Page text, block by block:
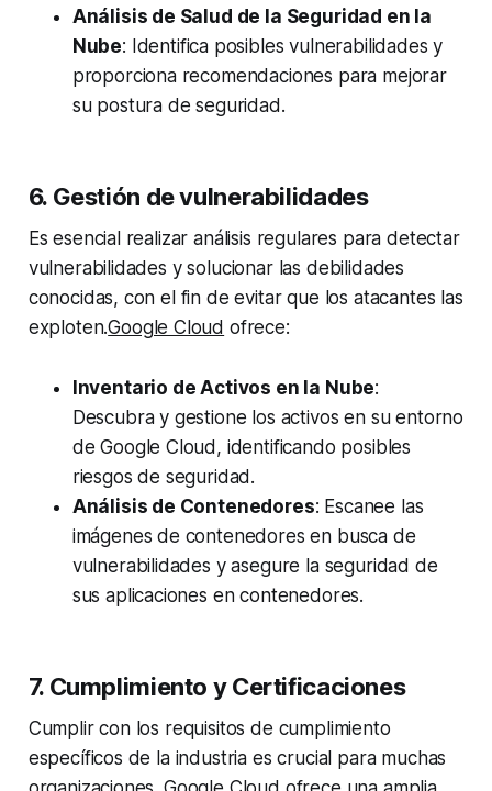
Análisis de Salud de la Seguridad en la
Nube: Identifica posibles vulnerabilidades y
proporciona recomendaciones para mejorar
su postura de seguridad.
6. Gestión de vulnerabilidades
Es esencial realizar análisis regulares para detectar
vulnerabilidades y solucionar las debilidades
conocidas, con el fin de evitar que los atacantes las
exploten.Google Cloud ofrece:
Inventario de Activos en la Nube:
Descubra y gestione los activos en su entorno
de Google Cloud, identificando posibles
riesgos de seguridad.
Análisis de Contenedores: Escanee las
imágenes de contenedores en busca de
vulnerabilidades y asegure la seguridad de
sus aplicaciones en contenedores.
7. Cumplimiento y Certificaciones
Cumplir con los requisitos de cumplimiento
específicos de la industria es crucial para muchas